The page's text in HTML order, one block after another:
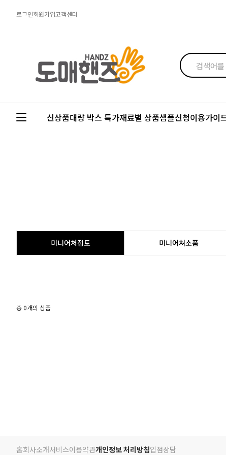
로그인회원가입고객센터
신상품대량 박스 특가재료별 상품샘플신청이용가이
미니어처점토 미니어쳐소품
총0개의 상품
홈회사소개서비스이용약관개인정보 처리방침입점상담